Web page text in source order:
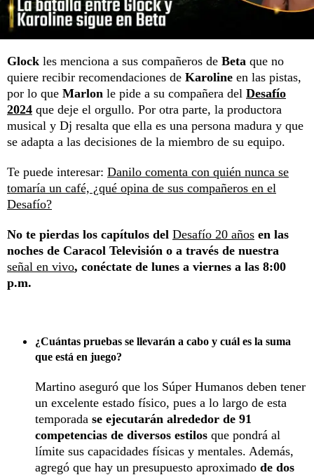
Glock les menciona a sus compañeros de Beta que no
quiere recibir recomendaciones de Karoline en las pistas,
por lo que Marlon le pide a su compañera del Desafío
2024 que deje el orgullo. Por otra parte, la productora
musical y Dj resalta que ella es una persona madura y que
se adapta a las decisiones de la miembro de su equipo.
Te puede interesar: Danilo comenta con quién nunca se
tomaría un café, ¿qué opina de sus compañeros en el
Desafío?
No te pierdas los capítulos del Desafío 20 años en las
noches de Caracol Televisión o a través de nuestra
señal en vivo, conéctate de lunes a viernes a las 8:00
p.m.
¿Cuántas pruebas se llevarán a cabo y cuál es la suma
que está en juego?
Martino aseguró que los Súper Humanos deben tener
un excelente estado físico, pues a lo largo de esta
temporada se ejecutarán alrededor de 91
competencias de diversos estilos que pondrá al
límite sus capacidades físicas y mentales. Además,
agregó que hay un presupuesto aproximado de dos